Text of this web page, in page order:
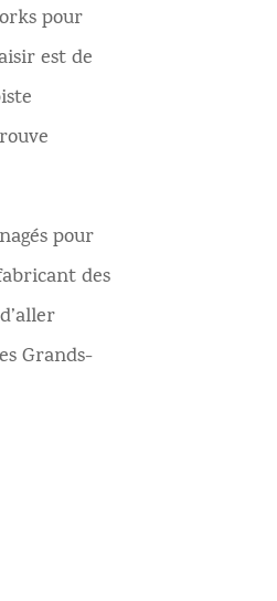
pour
est de
pour
des
Grands-